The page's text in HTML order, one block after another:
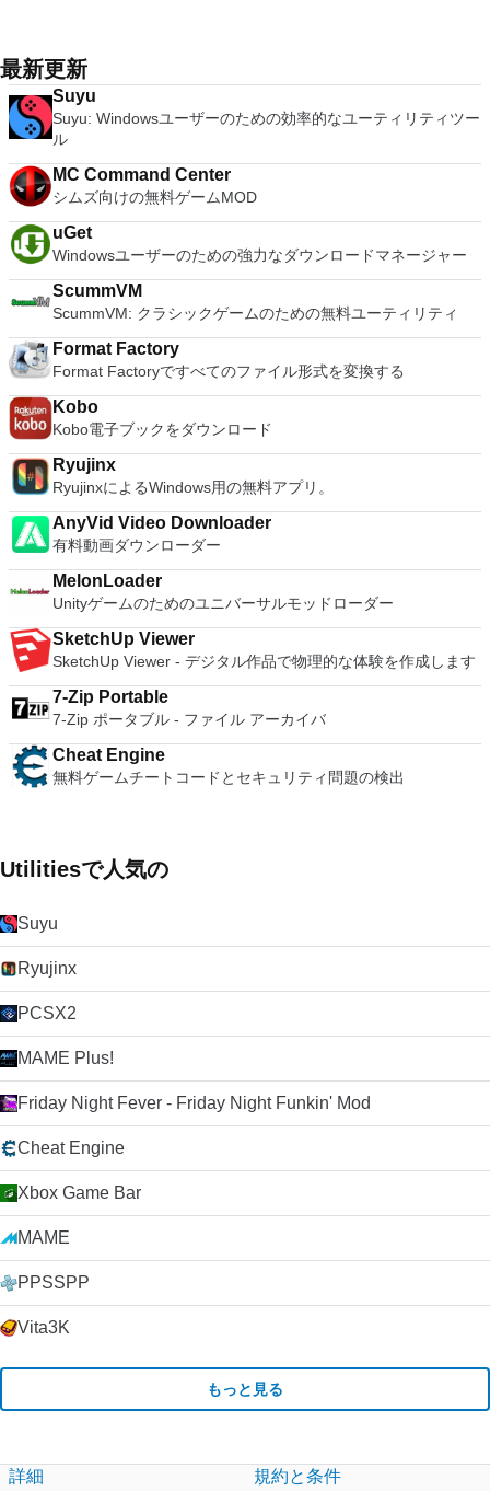
document, and converting PowerPoint to Word document
support. Overall, WPS Office 2016 Free is a good alternative
to Microsoft's offering. The Writer program is a versatile word
processor; the Presentation program is an easy to use and
effective slide show maker that helps you to create impressive
multimedia presentations; and the Spreadsheets program is
both a flexible and a powerful spreadsheet application.
試用の3つのバージョンがあります。 制御する必要のあるマシ
ンごとに、RealVNCのWebサイトにアクセスして、各コンピ
ューターにVNC Connectをダウンロードするだけです。次
に、RealVNCアカウントの資格情報を使用して、ローカルマ
シンでVNC Viewerにサインインします。そこから、コンピュ
ーターを確認して接続できます。 VNC Connectを使用する
と、セッションはエンドツーエンドで暗号化されます。アプリ
はすぐに各コンピューターをパスワードで保護します。コンピ
ューターへのログインに使用するのと同じユーザー名とパスワ
ードを入力するだけです。 WIN 7,8,8.1,10をサポートしま
す。 VNC ViewerのMacバージョンをお探しですか？ここから
ダウンロード
Office systemソフトウェアの補足条項であり、2007 Microsoft
Office systemソフトウェアのライセンス条項の対象となりま
す。 システム要件：サポートされているオペレーティングシ
ステム。 Windows Server 2003、Windows Vista、Windows
しめます。 どこでも楽しめる - どこにいても音楽、ビデオ、
写真にアクセスできます。
plugins. Key features include: Automatically creates logs with
unique log names. Supports SSH, standard telnet and serial
ports. Supports dec/digital/vt terminal standards. Tera Term is
a useful application, which allows the connection to any
remote Telnet or SSH hosts. It sports a clean and crisp layout
that is easy to work with. The application does not take a long
time to wrap your head around and is also very light on
system resources. So, if you need a free terminal emulator,
which is easy to master and supports remote Telnet or SSH
host connections then Tera Term is a good choice.
最新更新
Suyu
Suyu: Windowsユーザーのための効率的なユーティリティツー
ル
MC Command Center
シムズ向けの無料ゲームMOD
uGet
Windowsユーザーのための強力なダウンロードマネージャー
ScummVM
ScummVM: クラシックゲームのための無料ユーティリティ
Format Factory
Format Factoryですべてのファイル形式を変換する
Kobo
Kobo電子ブックをダウンロード
Ryujinx
RyujinxによるWindows用の無料アプリ。
AnyVid Video Downloader
有料動画ダウンローダー
MelonLoader
Unityゲームのためのユニバーサルモッドローダー
SketchUp Viewer
SketchUp Viewer - デジタル作品で物理的な体験を作成します
7-Zip Portable
7-Zip ポータブル - ファイル アーカイバ
Cheat Engine
無料ゲームチートコードとセキュリティ問題の検出
Utilitiesで人気の
Suyu
Ryujinx
PCSX2
MAME Plus!
Friday Night Fever - Friday Night Funkin' Mod
Cheat Engine
Xbox Game Bar
MAME
PPSSPP
Vita3K
もっと見る
詳細 規約と条件